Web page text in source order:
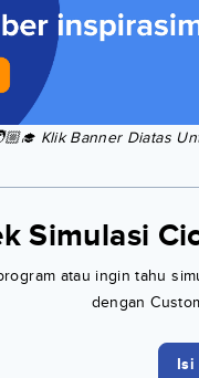
Klik Banner Diatas
Simulasi
atau ingin tahu
dengan
Isi